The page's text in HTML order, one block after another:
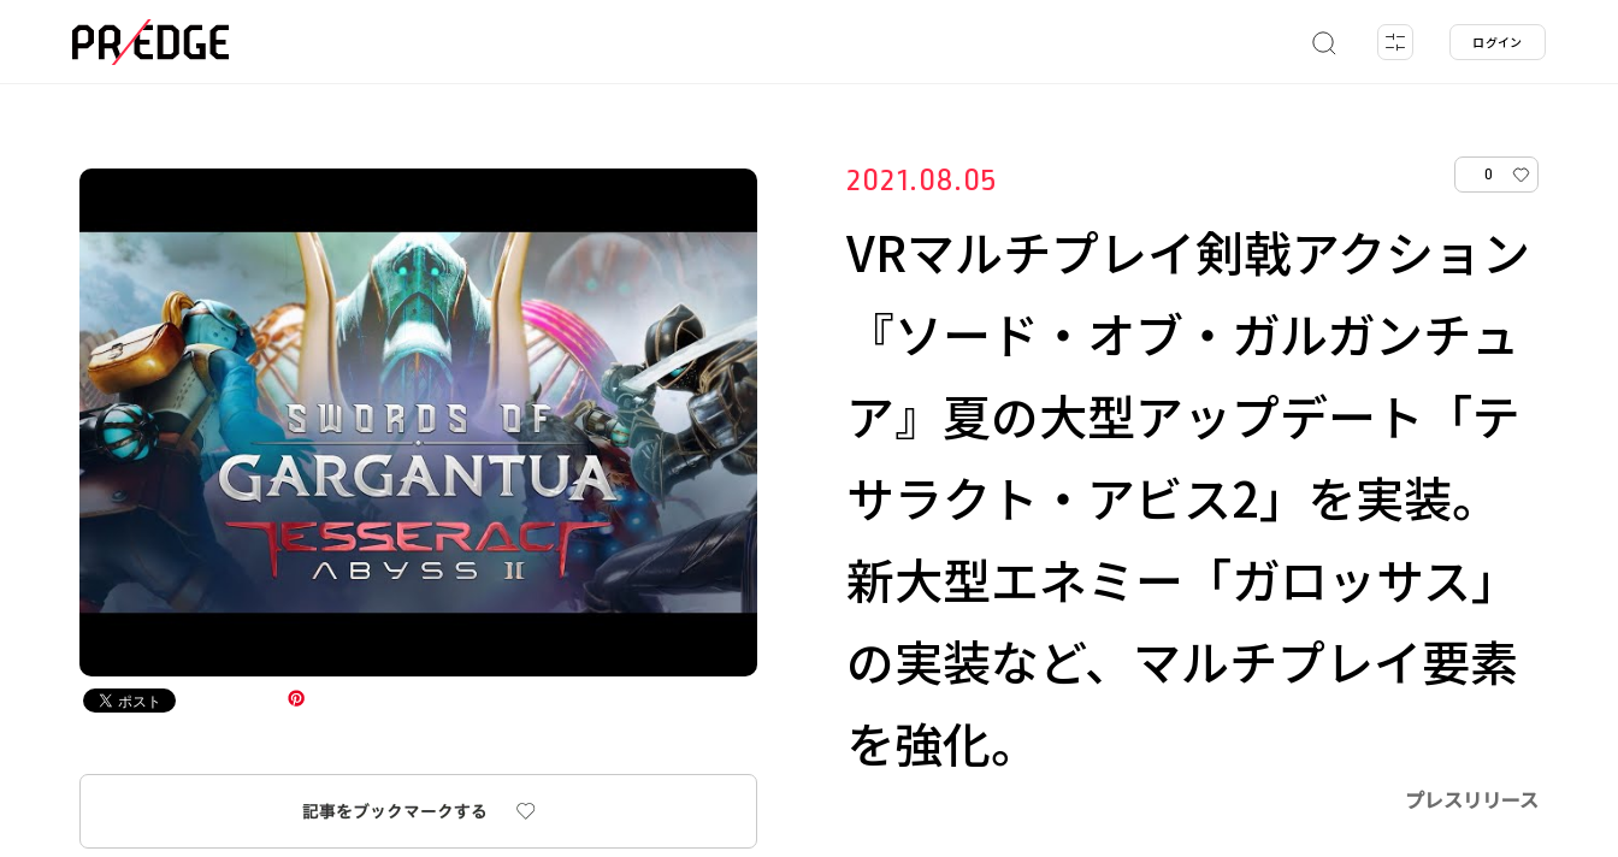
ログイン
2021.08.05 0
VRマルチプレイ剣戟アクション
『ソード・オブ・ガルガンチュ
ア』夏の大型アップデート「テ
サラクト・アビス2」を実装。
新大型エネミー「ガロッサス」
の実装など、マルチプレイ要素
を強化。
プレスリリース